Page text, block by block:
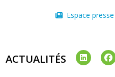
Espace presse
ACTUALITÉS